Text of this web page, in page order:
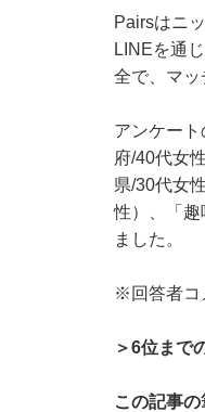
Pairsはニ
LINEを通
全で、マッ
アンケー
府/40代女
県/30代女
性）、「趣
ました。
※回答者コ
＞6位まで
この記事